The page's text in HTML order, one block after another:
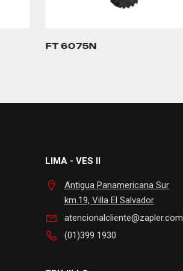
FT 6075N
LIMA - VES II
Antigua Panamericana Sur
km.19, Villa El Salvador
atencionalcliente@zapler.com
(01)399 1930